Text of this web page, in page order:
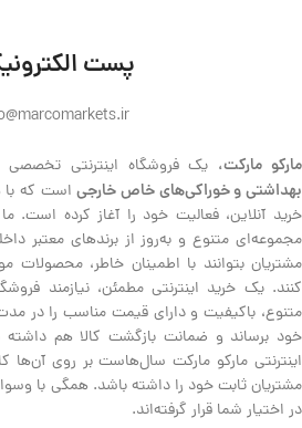
پست
مارکو مارکت، یک فروشگاه اینترنتی
بهداشتی و خوراکی‌های خاص خارجیاست که با
خرید آنلاین، فعالیت خود را آغاز کرده است.
مجموعه‌ای متنوع و به‌روز از برندهای معتبر
مشتریان بتوانند با اطمینان خاطر، محصولات
کنند. یک خرید اینترنتی مطمئن، نیازمند
متنوع، باکیفیت و دارای قیمت مناسب را در
خود برساند و ضمانت بازگشت کالا هم داشته
اینترنتی مارکو مارکت سال‌هاست بر روی آن‌ها
مشتریان ثابت خود را داشته باشد. همگی با
در اختیار شما قرار گرفته‌اند.